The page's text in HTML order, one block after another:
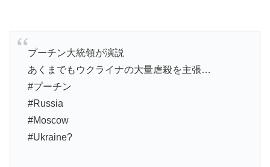
プーチン大統領が演説
あくまでもウクライナの大量虐殺を主張…
#プーチン
#Russia
#Moscow
#Ukraine?